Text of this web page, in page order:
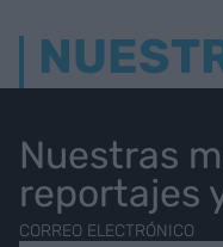
Nuestras
reportajes
CORREO ELECTRÓNICO